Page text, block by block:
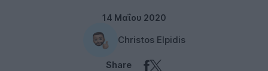
14 Μαΐου 2020
Christos Elpidis
Share